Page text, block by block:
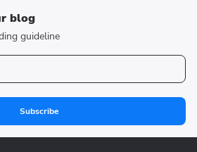
blog
guideline
Subscribe